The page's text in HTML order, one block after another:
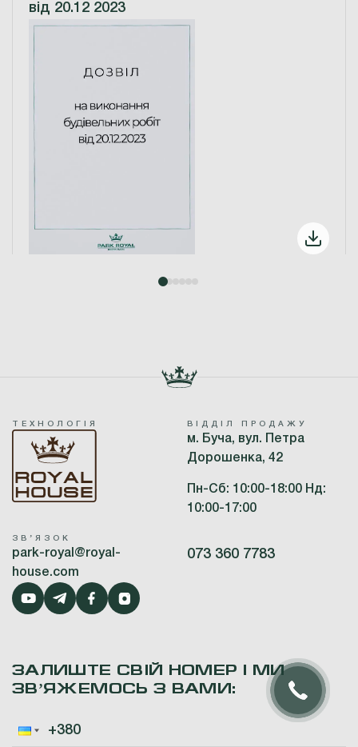
від 20.12 2023
ТЕХНОЛОГІЯ ВІДДІЛ ПРОДАЖУ
м. Буча, вул. Петра
Дорошенка, 42
Пн-Сб: 10:00-18:00 Нд:
10:00-17:00
ЗВʼЯЗОК
park-royal@royal-
house.com
073 360 7783
ЗАЛИШТЕ СВІЙ НОМЕР І МИ
ЗВʼЯЖЕМОСЬ З ВАМИ: